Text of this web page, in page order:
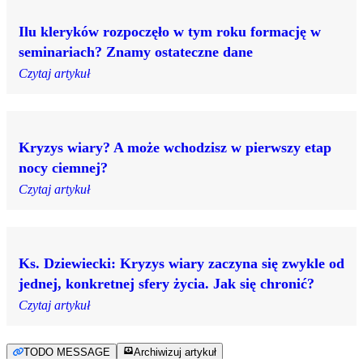
Ilu kleryków rozpoczęło w tym roku formację w
seminariach? Znamy ostateczne dane
Czytaj artykuł
Kryzys wiary? A może wchodzisz w pierwszy etap
nocy ciemnej?
Czytaj artykuł
Ks. Dziewiecki: Kryzys wiary zaczyna się zwykle od
jednej, konkretnej sfery życia. Jak się chronić?
Czytaj artykuł
TODO MESSAGE Archiwizuj artykuł